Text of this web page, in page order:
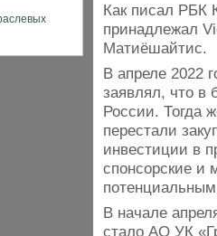
Как писал РБК
принадлежал
Матиёшайтис.
В апреле 2022
заявлял, что в
России. Тогда
перестали
инвестиции в
спонсорские и
В начале
стало АО УК